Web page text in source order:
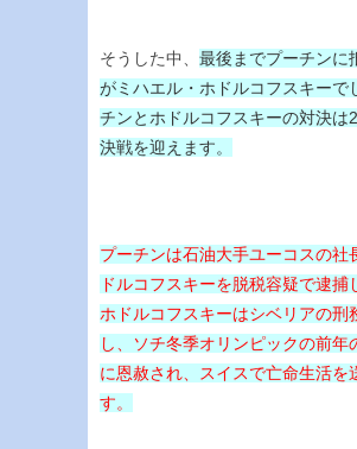
そうした中、 最後までプーチンに
がミハエル・ホドルコフスキーで
チンとホドルコフスキーの対決は
決戦を迎えます。
プーチンは石油大手ユーコスの社
ドルコフスキーを脱税容疑で逮捕
ホドルコフスキーはシベリアの刑
し、ソチ冬季オリンピックの前年
に恩赦され、スイスで亡命生活を
す。